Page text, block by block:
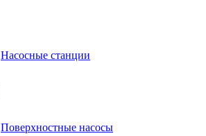
Насосные станции
Поверхностные насосы